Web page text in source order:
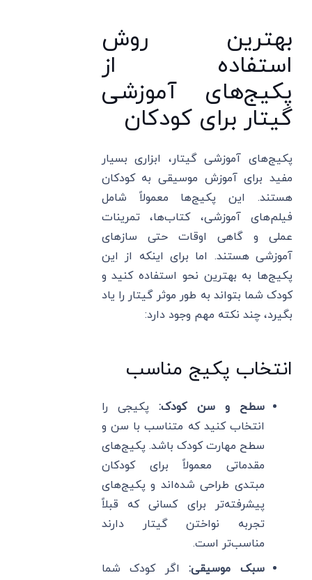
بهترین روش
استفاده از
پکیج‌های آموزشی
گیتار برای کودکان
پکیج‌های آموزشی گیتار، ابزاری بسیار
مفید برای آموزش موسیقی به کودکان
هستند. این پکیج‌ها معمولاً شامل
فیلم‌های آموزشی، کتاب‌ها، تمرینات
عملی و گاهی اوقات حتی سازهای
آموزشی هستند. اما برای اینکه از این
پکیج‌ها به بهترین نحو استفاده کنید و
کودک شما بتواند به طور موثر گیتار را یاد
بگیرد، چند نکته مهم وجود دارد:
انتخاب پکیج مناسب
سطح و سن کودک:پکیجی را
انتخاب کنید که متناسب با سن و
سطح مهارت کودک باشد. پکیج‌های
مقدماتی معمولاً برای کودکان
مبتدی طراحی شده‌اند و پکیج‌های
پیشرفته‌تر برای کسانی که قبلاً
تجربه نواختن گیتار دارند
مناسب‌تر است.
سبک موسیقی:اگر کودک شما